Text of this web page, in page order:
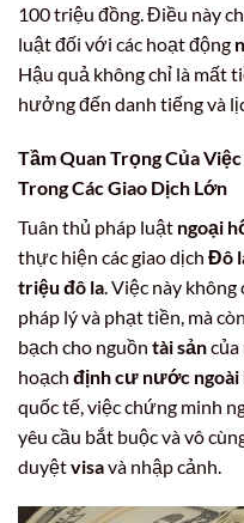
100 triệu đồng. Điều này
luật đối với các hoạt động
Hậu quả không chỉ là mất
hưởng đến danh tiếng và
Tầm Quan Trọng Của
Trong Các Giao Dịch Lớn
Tuân thủ pháp luật ngoại
thực hiện các giao dịch Đô
triệu đô la. Việc này
pháp lý và phạt tiền, mà
bạch cho nguồn tài sản
hoạch định cư nước ngoài
quốc tế, việc chứng minh
yêu cầu bắt buộc và vô
duyệtvisavà nhập cảnh.